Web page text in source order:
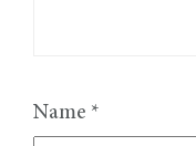
Name *